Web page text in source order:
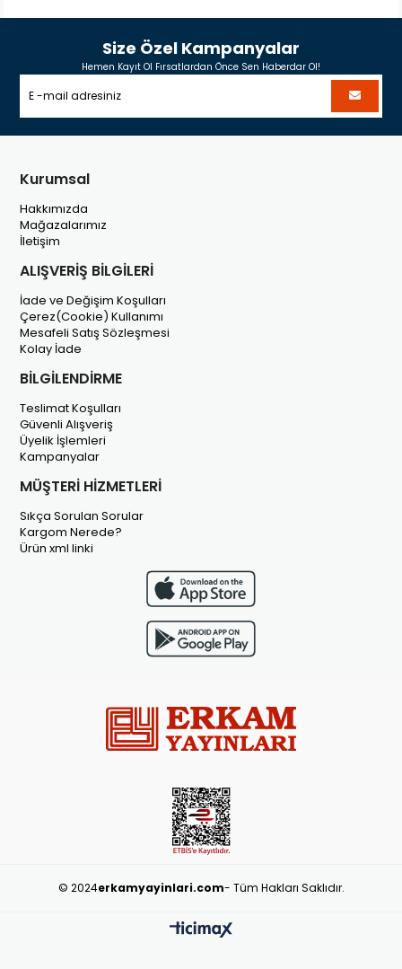
Size Özel Kampanyalar
Hemen Kayıt Ol Fırsatlardan Önce Sen Haberdar Ol!
Kurumsal
Hakkımızda
Mağazalarımız
İletişim
ALIŞVERİŞ BİLGİLERİ
İade ve Değişim Koşulları
Çerez(Cookie) Kullanımı
Mesafeli Satış Sözleşmesi
Kolay İade
BİLGİLENDİRME
Teslimat Koşulları
Güvenli Alışveriş
Üyelik İşlemleri
Kampanyalar
MÜŞTERİ HİZMETLERİ
Sıkça Sorulan Sorular
Kargom Nerede?
Ürün xml linki
© 2024erkamyayinlari.com- Tüm Hakları Saklıdır.